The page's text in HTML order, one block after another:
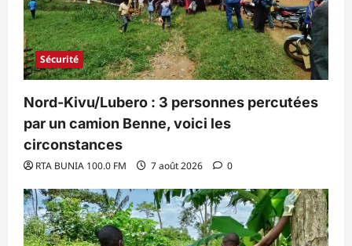
Sécurité
Nord-Kivu/Lubero : 3 personnes percutées
par un camion Benne, voici les
circonstances
RTA BUNIA 100.0 FM 7 août 2026 0